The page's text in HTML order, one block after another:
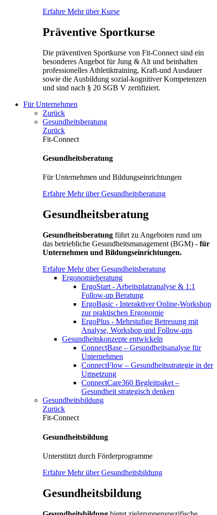
Erfahre Mehr über Kurse
Präventive Sportkurse
Die präventiven Sportkurse von Fit-Connect sind ein
besonderes Angebot für Jung & Alt und beinhalten
professionelles Athletiktraining, Kraft-und Ausdauer
sowie die Ausbildung sozial-kognitiver Kompetenzen
und sind nach § 20 SGB V zertifiziert.
Für Unternehmen
Zurück
Gesundheitsberatung
Zurück
Fit-Connect
Gesundheitsberatung
Für Unternehmen und Bildungseinrichtungen
Erfahre Mehr über Gesundheitsberatung
Gesundheitsberatung
Gesundheitsberatung führt zu Angeboten rund um
das betriebliche Gesundheitsmanagement (BGM) - für
Unternehmen und Bildungseinrichtungen.
Erfahre Mehr über Gesundheitsberatung
Ergonomieberatung
ErgoStart - Arbeitsplatzanalyse & 1:1
Follow-up Beratung
ErgoBasic - Interaktiver Online-Workshop
zur praktischen Ergonomie
ErgoPlus - Mehrstufige Betreuung mit
Analyse, Workshop und Follow-ups
Gesundheitskonzepte entwickeln
ConnectBase – Gesundheitsanalyse für
Unternehmen
ConnectFlow – Gesundheitsstrategie in der
Umsetzung
ConnectCare360 Begleitpaket –
Gesundheit strategisch denken
Gesundheitsbildung
Zurück
Fit-Connect
Gesundheitsbildung
Unterstützt durch Förderprogramme
Erfahre Mehr über Gesundheitsbildung
Gesundheitsbildung